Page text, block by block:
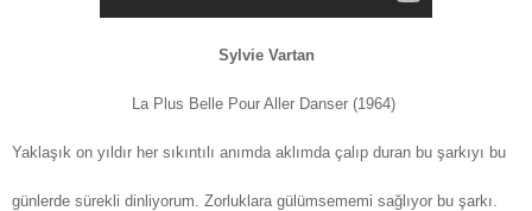
Sylvie Vartan
La Plus Belle Pour Aller Danser (1964)
Yaklaşık on yıldır her sıkıntılı anımda aklımda çalıp duran bu şarkıyı bu
günlerde sürekli dinliyorum. Zorluklara gülümsememi sağlıyor bu şarkı.